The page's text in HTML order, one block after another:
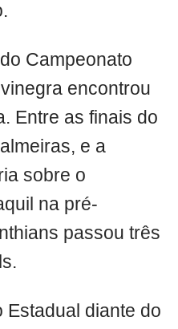
Campeonato
encontrou
Entre as finais do
e a
sobre o
na pré-
passou três
Estadual diante do